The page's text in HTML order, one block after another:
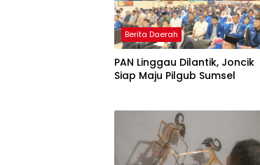
Berita Daerah
PAN Linggau Dilantik, Joncik
Siap Maju Pilgub Sumsel